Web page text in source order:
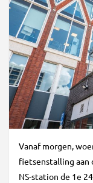
Vanaf morgen,
fietsenstalling aan
NS-station de 1e